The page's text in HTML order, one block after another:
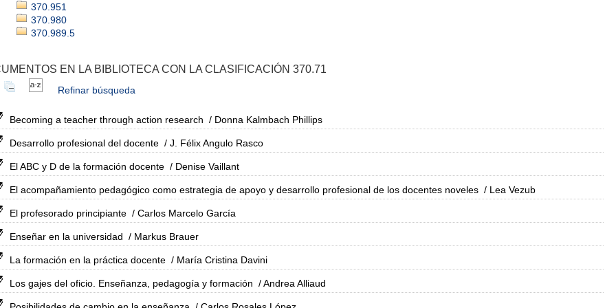
370.951
370.980
370.989.5
EN LA BIBLIOTECA CON LA CLASIFICACIÓN 370.71
Refinar búsqueda
Becoming a teacher through action research / Donna Kalmbach Phillips
Desarrollo profesional del docente / J. Félix Angulo Rasco
El ABC y D de la formación docente / Denise Vaillant
El acompañamiento pedagógico como estrategia de apoyo y desarrollo profesional de los docentes noveles / Lea Vezub
El profesorado principiante / Carlos Marcelo García
Enseñar en la universidad / Markus Brauer
La formación en la práctica docente / María Cristina Davini
Los gajes del oficio. Enseñanza, pedagogía y formación / Andrea Alliaud